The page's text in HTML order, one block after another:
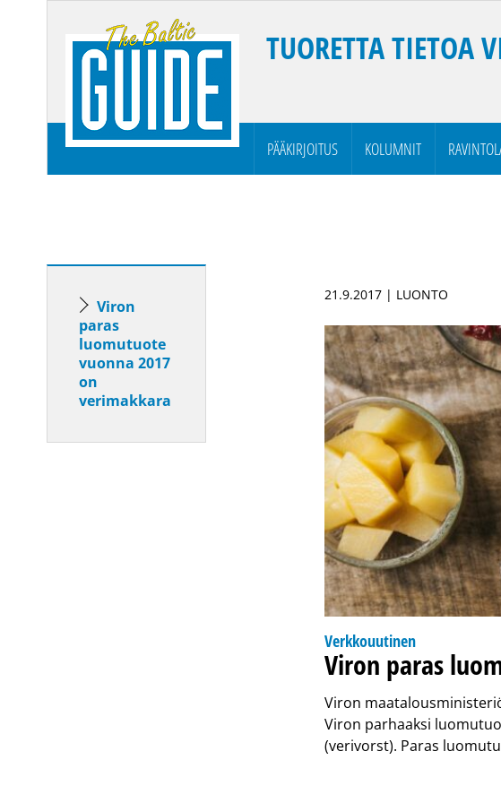
TUORETTA TIETOA
PÄÄKIRJOITUS KOLUMNIT
Viron
paras
luomutuote
vuonna 2017
on
verimakkara
21.9.2017 | LUONTO
Verkkouutinen
Viron paras
Viron
Viron parhaaksi
(verivorst). Paras